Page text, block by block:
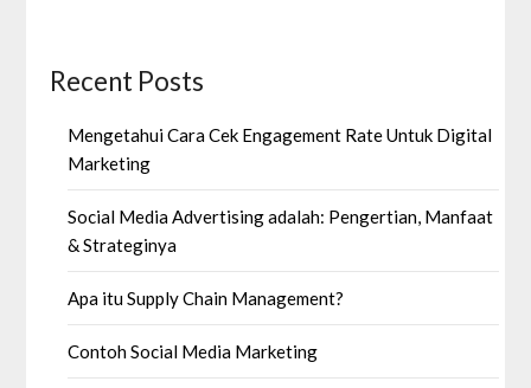
Recent Posts
Mengetahui Cara Cek Engagement Rate Untuk Digital
Marketing
Social Media Advertising adalah: Pengertian, Manfaat
& Strateginya
Apa itu Supply Chain Management?
Contoh Social Media Marketing